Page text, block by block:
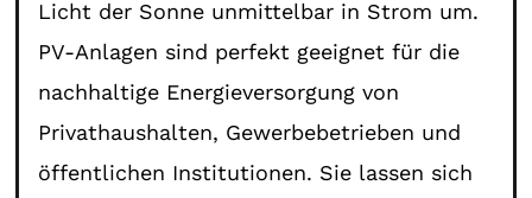
Licht der Sonne unmittelbar in Strom um.
PV-Anlagen sind perfekt geeignet für die
nachhaltige Energieversorgung von
Privathaushalten, Gewerbebetrieben und
öffentlichen Institutionen. Sie lassen sich